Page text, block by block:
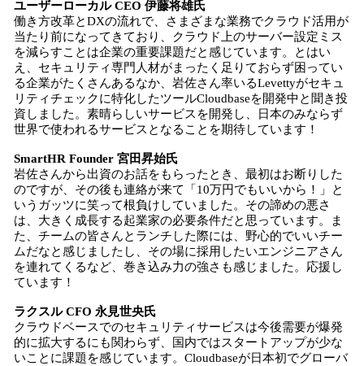
ユーザーローカル CEO 伊藤将雄氏
働き方改革とDXの流れで、さまざまな業務でクラウド活用が
当たり前になってきており、クラウド上のサーバー設定ミス
を減らすことは企業の重要課題だと感じています。とはい
え、セキュリティ専門人材がまったく足りておらず困ってい
る企業がたくさんあるなか、岩佐さん率いるLevettyがセキュ
リティチェックに特化したツールCloudbaseを開発中と聞き投
資しました。素晴らしいサービスを開発し、日本のみならず
世界で使われるサービスとなることを期待しています！
SmartHR Founder 宮田昇始氏
岩佐さんから出資のお話をもらったとき、最初はお断りした
のですが、その後も連絡が来て「10万円でもいいから！」と
いうガッツに笑って根負けしていました。その諦めの悪さ
は、大きく成長する起業家の必要条件だと思っています。ま
た、チームの皆さんとランチした際には、野心的でいいチー
ムだなと感じましたし、その場に採用したいエンジニアさん
を連れてくるなど、巻き込み力の強さも感じました。応援し
ています！
ラクスル CFO 永見世央氏
クラウドベースでのセキュリティサービスは今後需要が爆発
的に拡大するにも関わらず、国内ではスタートアップが少な
いことに課題を感じています。Cloudbaseが日本初でグローバ